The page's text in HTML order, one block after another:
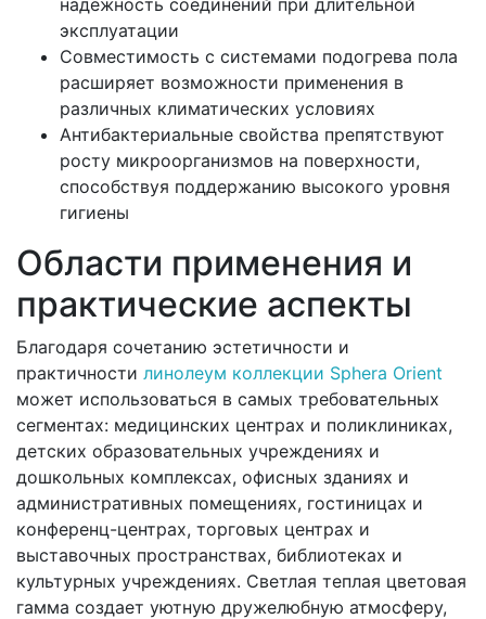
эксплуатации
Совместимость с системами подогрева пола
расширяет возможности применения в
различных климатических условиях
Антибактериальные свойства препятствуют
росту микроорганизмов на поверхности,
способствуя поддержанию высокого уровня
гигиены
Области применения и
практические аспекты
Благодаря сочетанию эстетичности и
практичности линолеум коллекции Sphera Orient
может использоваться в самых требовательных
сегментах: медицинских центрах и поликлиниках,
детских образовательных учреждениях и
дошкольных комплексах, офисных зданиях и
административных помещениях, гостиницах и
конференц-центрах, торговых центрах и
выставочных пространствах, библиотеках и
культурных учреждениях. Светлая теплая цветовая
гамма создает уютную дружелюбную атмосферу,